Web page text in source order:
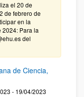
el 20 de
de febrero de
en la
2024: Para la
del
de Ciencia,
- 19/04/2023